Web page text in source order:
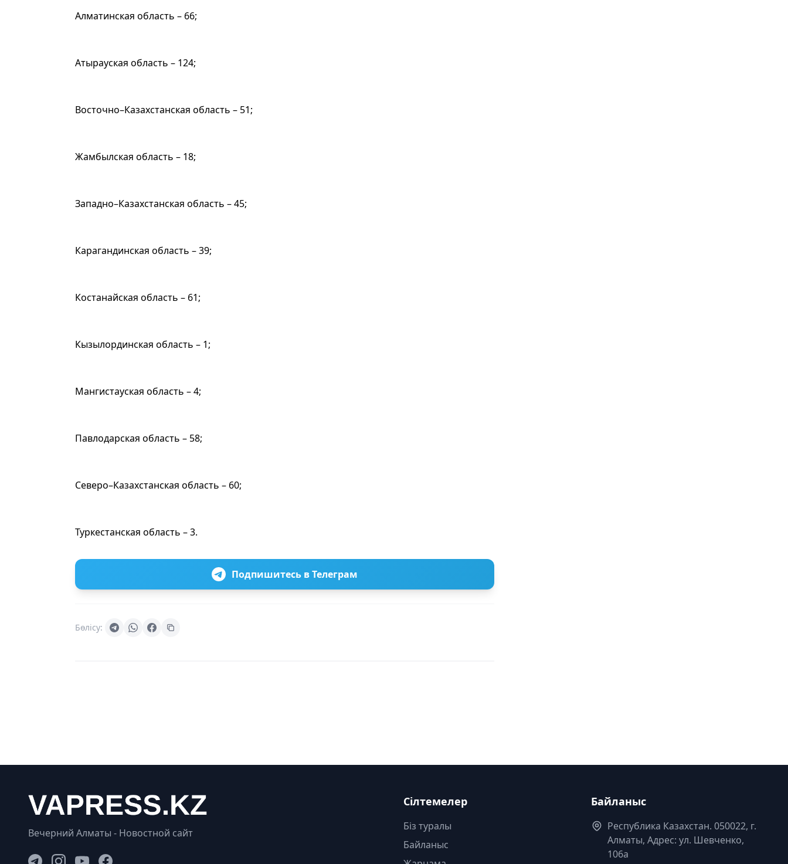
Алматинская область – 66;
Атырауская область – 124;
Восточно–Казахстанская область – 51;
Жамбылская область – 18;
Западно–Казахстанская область – 45;
Карагандинская область – 39;
Костанайская область – 61;
Кызылординская область – 1;
Мангистауская область – 4;
Павлодарская область – 58;
Северо–Казахстанская область – 60;
Туркестанская область – 3.
Подпишитесь в Телеграм
Бөлісу:
Вечерний Алматы - Новостной сайт
Сілтемелер
Біз туралы
Байланыс
Байланыс
Республика Казахстан. 050022, г.
Алматы, Адрес: ул. Шевченко,
106а